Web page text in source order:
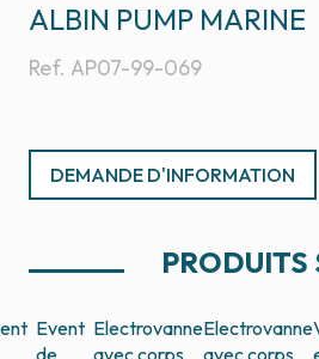
Ref. AP07-99-069
ALBIN PUMP MARINE
DEMANDE D'INFORMATION
PRODUITS
Event
de
Electrovanne
avec corps
Electrovanne
avec corps